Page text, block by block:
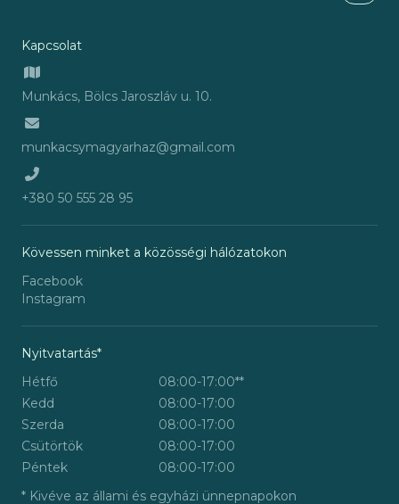
Kapcsolat
Munkács, Bölcs Jaroszláv u. 10.
munkacsymagyarhaz@gmail.com
+380 50 555 28 95
Kövessen minket a közösségi hálózatokon
Facebook
Instagram
Nyitvatartás*
Hétfő
08:00-17:00**
Kedd
08:00-17:00
Szerda
08:00-17:00
Csütörtök
08:00-17:00
Péntek
08:00-17:00
* Kivéve az állami és egyházi ünnepnapokon